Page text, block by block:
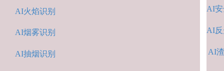
AI火焰识别
AI抽烟识别
AI烟雾识别
AI
AI反
AI